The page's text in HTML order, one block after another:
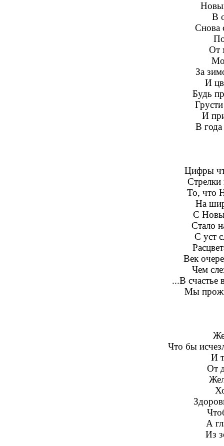
В
Снова
От
За
И
Будь
И
В
Цифры
Стрелки
То, что
На
С
Стало
С уст
Век
Чем
...В счастье
Мы
Что бы
И
От
А
Из